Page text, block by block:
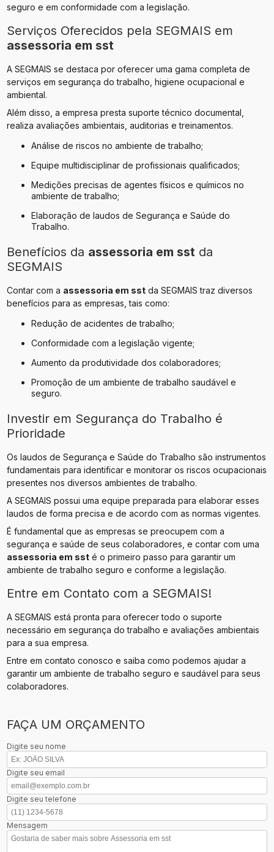
seguro e em conformidade com a legislação.
Serviços Oferecidos pela SEGMAIS em
assessoria em sst
A SEGMAIS se destaca por oferecer uma gama completa de
serviços em segurança do trabalho, higiene ocupacional e
ambiental.
Além disso, a empresa presta suporte técnico documental,
realiza avaliações ambientais, auditorias e treinamentos.
Análise de riscos no ambiente de trabalho;
Equipe multidisciplinar de profissionais qualificados;
Medições precisas de agentes físicos e químicos no
ambiente de trabalho;
Elaboração de laudos de Segurança e Saúde do
Trabalho.
Benefícios da assessoria em sst da
SEGMAIS
Contar com a assessoria em sst da SEGMAIS traz diversos
benefícios para as empresas, tais como:
Redução de acidentes de trabalho;
Conformidade com a legislação vigente;
Aumento da produtividade dos colaboradores;
Promoção de um ambiente de trabalho saudável e
seguro.
Investir em Segurança do Trabalho é
Prioridade
Os laudos de Segurança e Saúde do Trabalho são instrumentos
fundamentais para identificar e monitorar os riscos ocupacionais
presentes nos diversos ambientes de trabalho.
A SEGMAIS possui uma equipe preparada para elaborar esses
laudos de forma precisa e de acordo com as normas vigentes.
É fundamental que as empresas se preocupem com a
segurança e saúde de seus colaboradores, e contar com uma
assessoria em sst é o primeiro passo para garantir um
ambiente de trabalho seguro e conforme a legislação.
Entre em Contato com a SEGMAIS!
A SEGMAIS está pronta para oferecer todo o suporte
necessário em segurança do trabalho e avaliações ambientais
para a sua empresa.
Entre em contato conosco e saiba como podemos ajudar a
garantir um ambiente de trabalho seguro e saudável para seus
colaboradores.
FAÇA UM ORÇAMENTO
Digite seu nome
Digite seu email
Digite seu telefone
Mensagem